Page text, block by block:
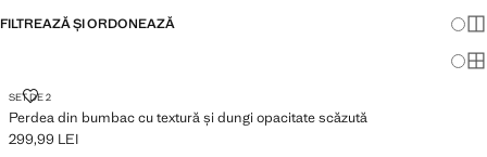
FILTREAZĂ ȘI ORDONEAZĂ
SET DE 2
Perdea din bumbac cu textură și dungi opacitate scăzută
PERDEA DIN BUMBAC CU TEXTURĂ ȘI DUNGI OPACITATE SCĂZUTĂ
Preț actual [299,99 LEI ]
299,99 LEI